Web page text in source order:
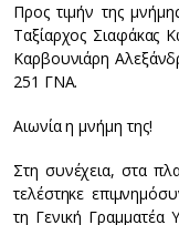
Προς τιμήν της
Ταξίαρχος Σιαφάκας
Καρβουνιάρη
251 ΓΝΑ.
Αιωνία η μνήμη της!
Στη συνέχεια, στα
τελέστηκε
τη Γενική Γραμματέα